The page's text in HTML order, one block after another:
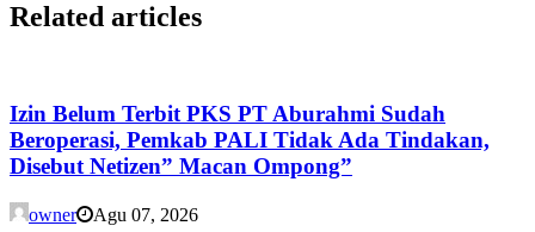
Related articles
Izin Belum Terbit PKS PT Aburahmi Sudah
Beroperasi, Pemkab PALI Tidak Ada Tindakan,
Disebut Netizen” Macan Ompong”
owner Agu 07, 2026